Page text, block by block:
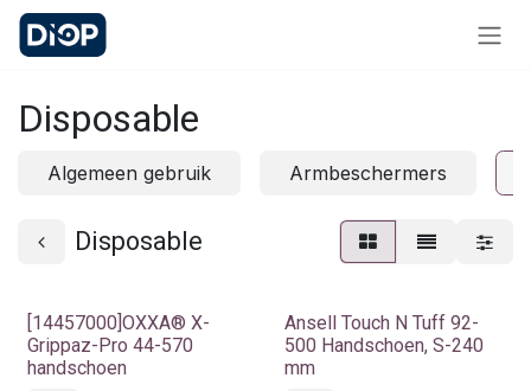
Overslaan naar inhoud
Disposable
Algemeen gebruik Armbeschermers
Disposable
[14457000]OXXA® X-
Grippaz-Pro 44-570
handschoen
Ansell Touch N Tuff 92-
500 Handschoen, S-240
mm